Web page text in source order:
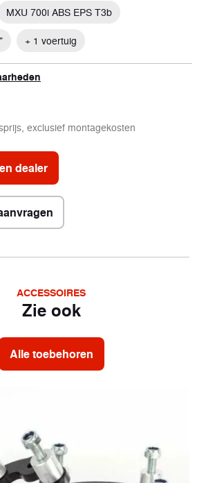
MXU 700i ABS EPS T3b
+ 1 voertuig
exclusief montagekosten
dealer
ACCESSOIRES
Zie ook
Alle toebehoren